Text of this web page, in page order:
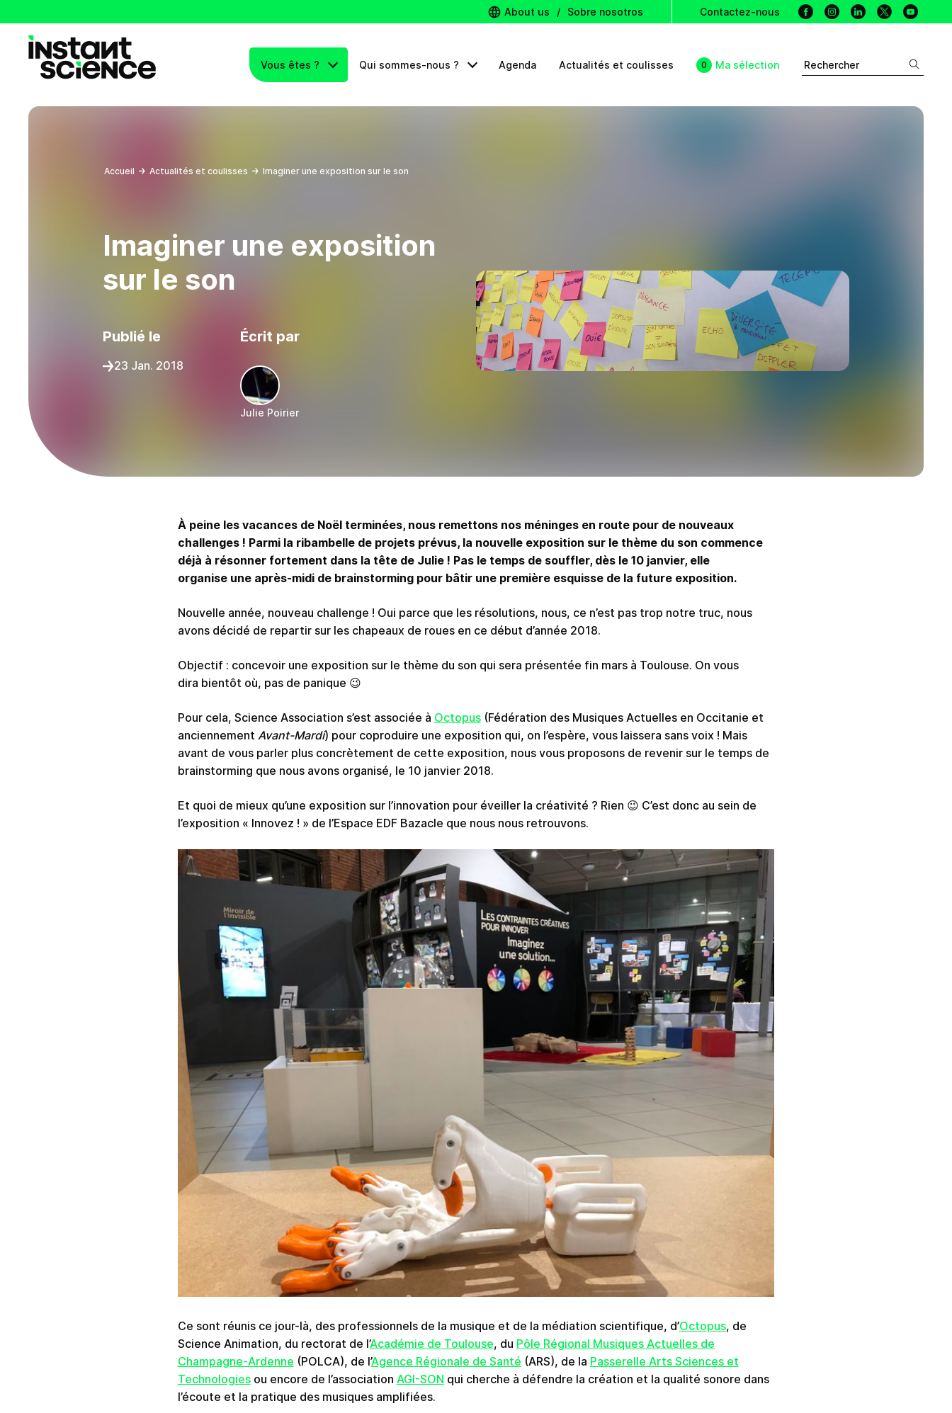
About us / Sobre nosotros Contactez-nous Facebook
Instagram
Linkedin
X
Vous êtes ? Qui sommes-nous ? Agenda Actualités et coulisses Ma sélection Rechercher
Accueil Actualités et coulisses Imaginer une exposition sur le son
Imaginer une exposition
sur le son
Publié le
23 Jan. 2018
Écrit par
Julie Poirier
À peine les vacances de Noël terminées, nous remettons nos méninges en route pour de nouveaux
challenges ! Parmi la ribambelle de projets prévus, la nouvelle exposition sur le thème du son commence
déjà à résonner fortement dans la tête de Julie ! Pas le temps de souffler, dès le 10 janvier, elle
organise une après-midi de brainstorming pour bâtir une première esquisse de la future exposition.
Nouvelle année, nouveau challenge ! Oui parce que les résolutions, nous, ce n’est pas trop notre truc, nous
avons décidé de repartir sur les chapeaux de roues en ce début d’année 2018.
Objectif : concevoir une exposition sur le thème du son qui sera présentée fin mars à Toulouse. On vous
dira bientôt où, pas de panique 😉
Pour cela, Science Association s’est associée à Octopus(Fédération des Musiques Actuelles en Occitanie et
anciennement Avant-Mardi) pour coproduire une exposition qui, on l’espère, vous laissera sans voix ! Mais
avant de vous parler plus concrètement de cette exposition, nous vous proposons de revenir sur le temps de
brainstorming que nous avons organisé, le 10 janvier 2018.
Et quoi de mieux qu’une exposition sur l’innovation pour éveiller la créativité ? Rien 😉 C’est donc au sein de
l’exposition « Innovez ! » de l’Espace EDF Bazacle que nous nous retrouvons.
Ce sont réunis ce jour-là, des professionnels de la musique et de la médiation scientifique, d’Octopus, de
Science Animation, du rectorat de l’Académie de Toulouse, du Pôle Régional Musiques Actuelles de
Champagne-Ardenne (POLCA), de l’Agence Régionale de Santé (ARS), de la Passerelle Arts Sciences et
Technologiesou encore de l’association AGI-SON qui cherche à défendre la création et la qualité sonore dans
l’écoute et la pratique des musiques amplifiées.